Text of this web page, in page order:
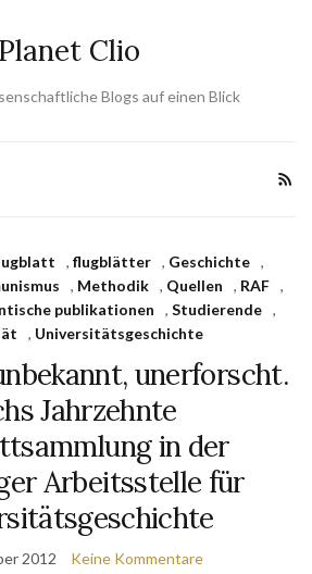
Planet Clio
Blogs auf einen Blick
, flugblätter , Geschichte
,
, Methodik , Quellen , RAF ,
publikationen , Studierende ,
, Universitätsgeschichte
unerforscht.
Jahrzehnte
in der
Arbeitsstelle für
2012 Keine Kommentare